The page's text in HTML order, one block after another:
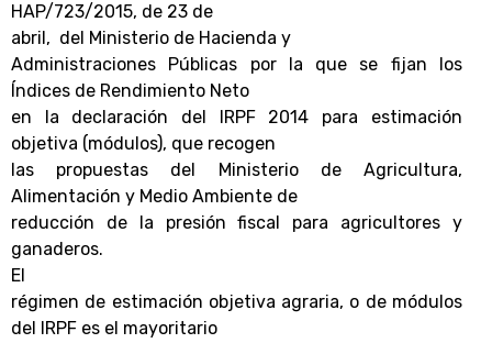
HAP/723/2015, de 23 de
abril, del Ministerio de Hacienda y
Administraciones Públicas por la que se fijan los
Índices de Rendimiento Neto
en la declaración del IRPF 2014 para estimación
objetiva (módulos), que recogen
las propuestas del Ministerio de Agricultura,
Alimentación y Medio Ambiente de
reducción de la presión fiscal para agricultores y
ganaderos.
El
régimen de estimación objetiva agraria, o de módulos
del IRPF es el mayoritario